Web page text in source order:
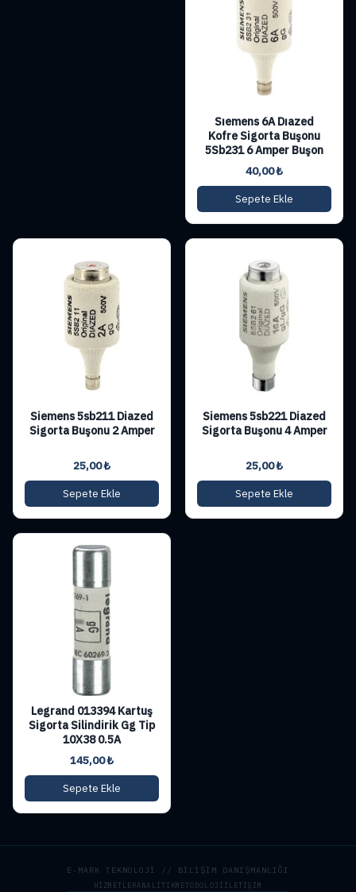
Sıemens 6A Dıazed
Kofre Sigorta Buşonu
5Sb231 6 Amper Buşon
40,00₺
Sepete Ekle
Siemens 5sb211 Diazed
Sigorta Buşonu 2 Amper
25,00₺
Sepete Ekle
Siemens 5sb221 Diazed
Sigorta Buşonu 4 Amper
25,00₺
Sepete Ekle
Legrand 013394 Kartuş
Sigorta Silindirik Gg Tip
10X38 0.5A
145,00₺
Sepete Ekle
E-MARK TEKNOLOJİ // BİLİŞİM DANIŞMANLIĞI
HIZMETLERANALITIKMETODOLOJI İLETIŞIM